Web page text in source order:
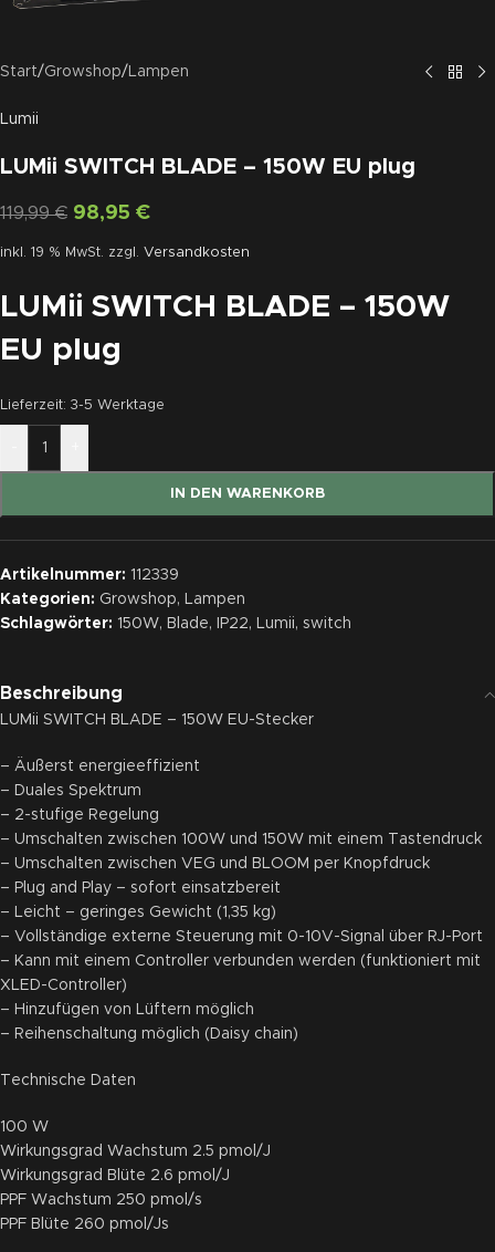
Start/Growshop/ Lampen
Lumii
LUMii SWITCH BLADE – 150W EU plug
119,99€ 98,95 €
inkl. 19 % MwSt. zzgl. Versandkosten
LUMii SWITCH BLADE – 150W
EU plug
Lieferzeit: 3-5 Werktage
IN DEN WARENKORB
Artikelnummer: 112339
Kategorien: Growshop, Lampen
Schlagwörter: 150W, Blade, IP22, Lumii, switch
Beschreibung
LUMii SWITCH BLADE – 150W EU-Stecker
– Äußerst energieeffizient
– Duales Spektrum
– 2-stufige Regelung
– Umschalten zwischen 100W und 150W mit einem Tastendruck
– Umschalten zwischen VEG und BLOOM per Knopfdruck
– Plug and Play – sofort einsatzbereit
– Leicht – geringes Gewicht (1,35 kg)
– Vollständige externe Steuerung mit 0-10V-Signal über RJ-Port
– Kann mit einem Controller verbunden werden (funktioniert mit
XLED-Controller)
– Hinzufügen von Lüftern möglich
– Reihenschaltung möglich (Daisy chain)
Technische Daten
100 W
Wirkungsgrad Wachstum 2.5 pmol/J
Wirkungsgrad Blüte 2.6 pmol/J
PPF Wachstum 250 pmol/s
PPF Blüte 260 pmol/Js